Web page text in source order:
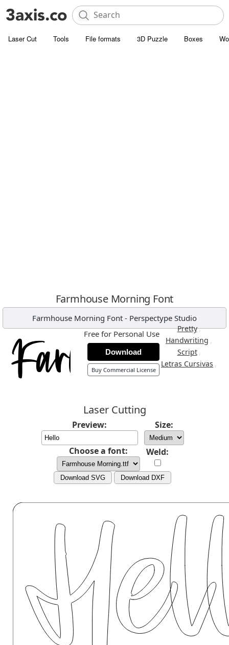
Laser Cut Tools File formats 3D Puzzle Boxes
Farmhouse Morning Font
Farmhouse Morning Font - Perspectype Studio
Pretty,
Handwriting ,
Script ,
Letras Cursivas ,
Free for Personal Use
Download
Buy Commercial License
Laser Cutting
Preview: Size:
Choose a font: Weld:
Download SVG Download DXF